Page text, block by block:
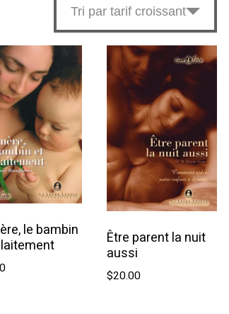
Tri par tarif croissant
le bambin
Être parent la nuit
aussi
$20.00